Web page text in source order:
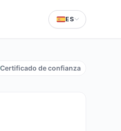
ES
Certificado de confianza